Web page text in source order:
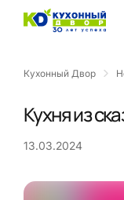
Кухонный Двор
Кухня из
13.03.2024